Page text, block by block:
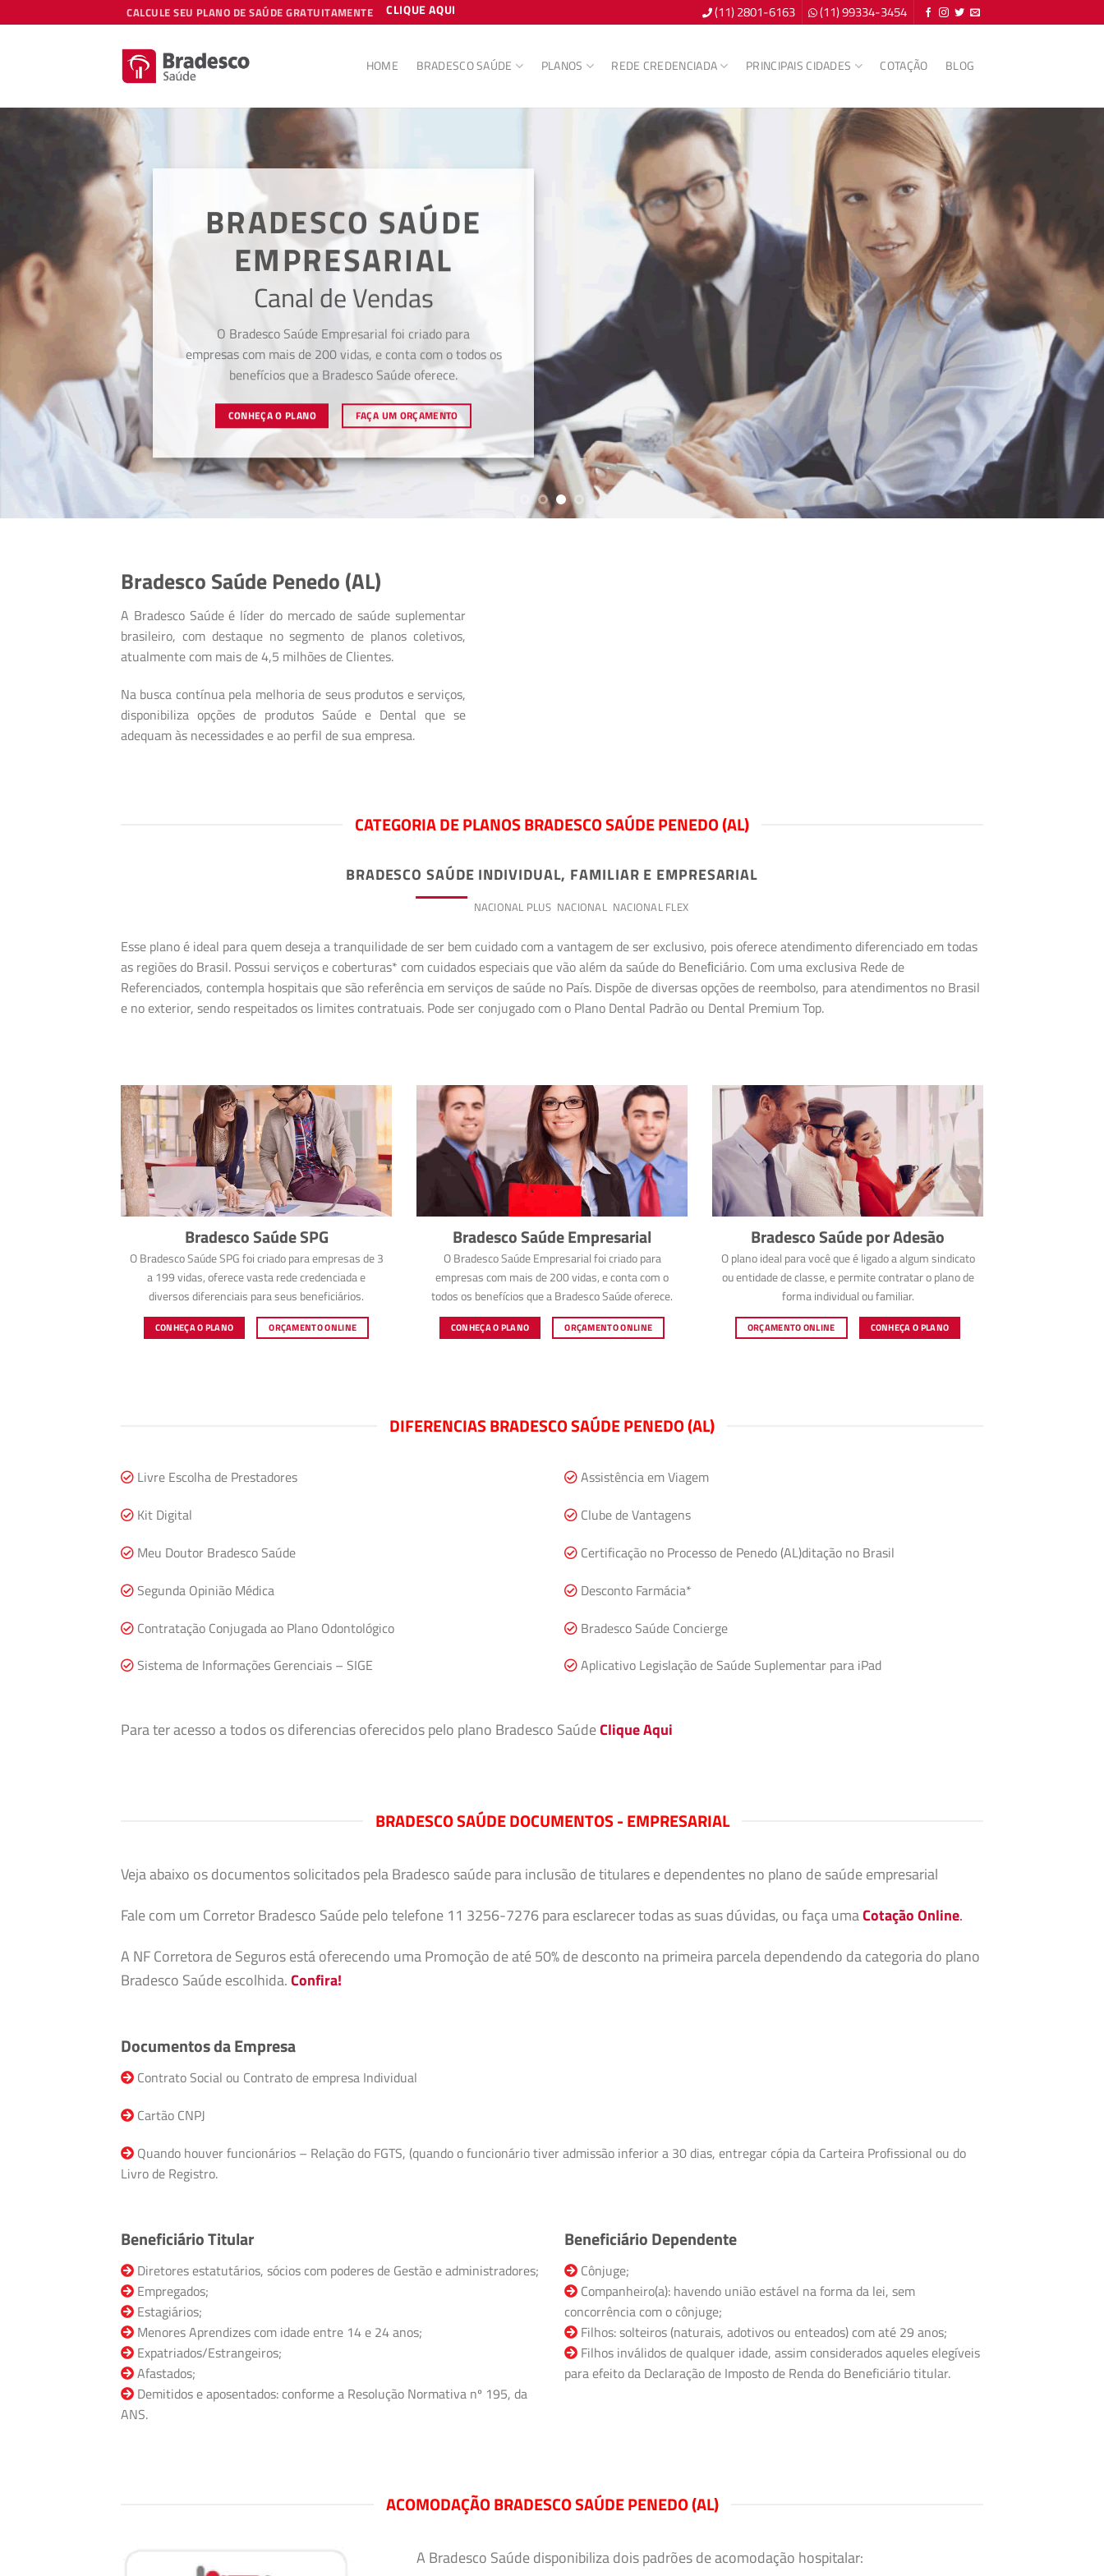
to
CALCULE SEU PLANO DE SAÚDE GRATUITAMENTE CLIQUE AQUI (11) 2801-6163 (11) 99334-3454
HOME BRADESCO SAÚDE PLANOS REDE CREDENCIADA PRINCIPAIS CIDADES COTAÇÃO BLOG
BRADESCO SAÚDE
EMPRESARIAL
Canal de Vendas
O Bradesco Saúde Empresarial foi criado para
empresas com mais de 200 vidas, e conta com o todos os
benefícios que a Bradesco Saúde oferece.
CONHEÇA O PLANO FAÇA UM ORÇAMENTO
Bradesco Saúde Penedo (AL)
A Bradesco Saúde é líder do mercado de saúde suplementar
brasileiro, com destaque no segmento de planos coletivos,
atualmente com mais de 4,5 milhões de Clientes.
Na busca contínua pela melhoria de seus produtos e serviços,
disponibiliza opções de produtos Saúde e Dental que se
adequam às necessidades e ao perfil de sua empresa.
CATEGORIA DE PLANOS BRADESCO SAÚDE PENEDO (AL)
BRADESCO SAÚDE INDIVIDUAL, FAMILIAR E EMPRESARIAL
NACIONAL PLUS NACIONAL NACIONAL FLEX
Esse plano é ideal para quem deseja a tranquilidade de ser bem cuidado com a vantagem de ser exclusivo, pois oferece atendimento diferenciado em todas
as regiões do Brasil. Possui serviços e coberturas* com cuidados especiais que vão além da saúde do Beneﬁciário. Com uma exclusiva Rede de
Referenciados, contempla hospitais que são referência em serviços de saúde no País. Dispõe de diversas opções de reembolso, para atendimentos no Brasil
e no exterior, sendo respeitados os limites contratuais. Pode ser conjugado com o Plano Dental Padrão ou Dental Premium Top.
Bradesco Saúde SPG
O Bradesco Saúde SPG foi criado para empresas de 3
a 199 vidas, oferece vasta rede credenciada e
diversos diferenciais para seus beneficiários.
CONHEÇA O PLANO ORÇAMENTO ONLINE
Bradesco Saúde Empresarial
O Bradesco Saúde Empresarial foi criado para
empresas com mais de 200 vidas, e conta com o
todos os benefícios que a Bradesco Saúde oferece.
CONHEÇA O PLANO ORÇAMENTO ONLINE
Bradesco Saúde por Adesão
O plano ideal para você que é ligado a algum sindicato
ou entidade de classe, e permite contratar o plano de
forma individual ou familiar.
ORÇAMENTO ONLINE CONHEÇA O PLANO
DIFERENCIAS BRADESCO SAÚDE PENEDO (AL)
Livre Escolha de Prestadores
Kit Digital
Meu Doutor Bradesco Saúde
Segunda Opinião Médica
Contratação Conjugada ao Plano Odontológico
Sistema de Informações Gerenciais – SIGE
Assistência em Viagem
Clube de Vantagens
Certificação no Processo de Penedo (AL)ditação no Brasil
Desconto Farmácia*
Bradesco Saúde Concierge
Aplicativo Legislação de Saúde Suplementar para iPad
Para ter acesso a todos os diferencias oferecidos pelo plano Bradesco SaúdeClique Aqui
BRADESCO SAÚDE DOCUMENTOS - EMPRESARIAL
Veja abaixo os documentos solicitados pela Bradesco saúde para inclusão de titulares e dependentes no plano de saúde empresarial
Fale com um Corretor Bradesco Saúde pelo telefone 11 3256-7276 para esclarecer todas as suas dúvidas, ou faça umaCotação Online.
A NF Corretora de Seguros está oferecendo uma Promoção de até 50% de desconto na primeira parcela dependendo da categoria do plano
Bradesco Saúde escolhida.Confira!
Documentos da Empresa
Contrato Social ou Contrato de empresa Individual
Cartão CNPJ
Quando houver funcionários – Relação do FGTS, (quando o funcionário tiver admissão inferior a 30 dias, entregar cópia da Carteira Profissional ou do
Livro de Registro.
Beneficiário Titular
Diretores estatutários, sócios com poderes de Gestão e administradores;
Empregados;
Estagiários;
Menores Aprendizes com idade entre 14 e 24 anos;
Expatriados/Estrangeiros;
Afastados;
Demitidos e aposentados: conforme a Resolução Normativa nº 195, da
ANS.
Beneficiário Dependente
Cônjuge;
Companheiro(a): havendo união estável na forma da lei, sem
concorrência com o cônjuge;
Filhos: solteiros (naturais, adotivos ou enteados) com até 29 anos;
Filhos inválidos de qualquer idade, assim considerados aqueles elegíveis
para efeito da Declaração de Imposto de Renda do Beneficiário titular.
ACOMODAÇÃO BRADESCO SAÚDE PENEDO (AL)
A Bradesco Saúde disponibiliza dois padrões de acomodação hospitalar: